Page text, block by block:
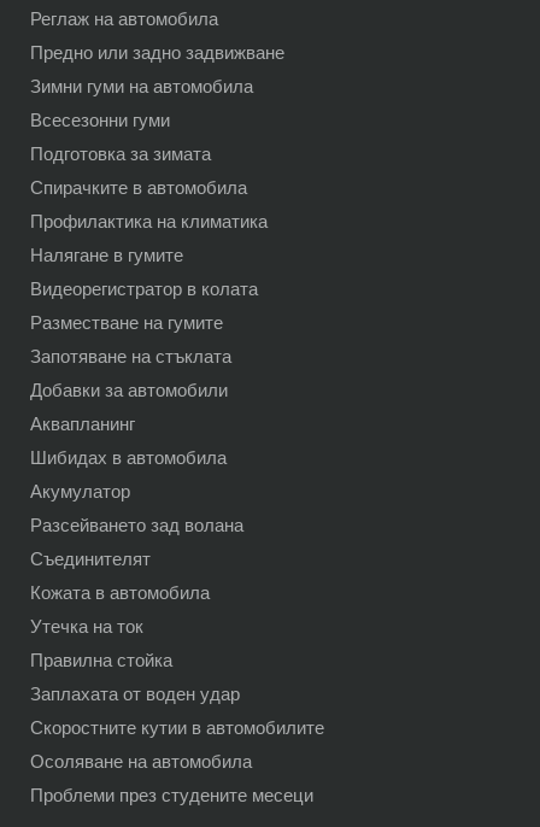
Реглаж на автомобила
Предно или задно задвижване
Зимни гуми на автомобила
Всесезонни гуми
Подготовка за зимата
Спирачките в автомобила
Профилактика на климатика
Налягане в гумите
Видеорегистратор в колата
Разместване на гумите
Запотяване на стъклата
Добавки за автомобили
Аквапланинг
Шибидах в автомобила
Акумулатор
Разсейването зад волана
Съединителят
Кожата в автомобила
Утечка на ток
Правилна стойка
Заплахата от воден удар
Скоростните кутии в автомобилите
Осоляване на автомобила
Проблеми през студените месеци